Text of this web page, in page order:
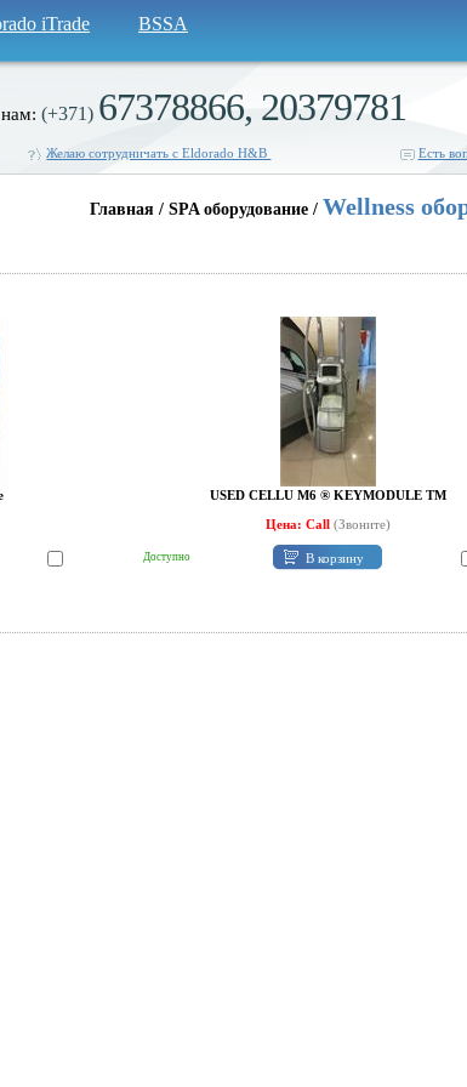
iTrade BSSA
(+371) 67378866, 20379781
Желаю сотрудничать с Eldorado H&B Есть
Главная / SPA оборудование / Wellness
USED CELLU M6 ® KEYMODULE TM
Цена: Call (Звоните)
Доступно В корзину